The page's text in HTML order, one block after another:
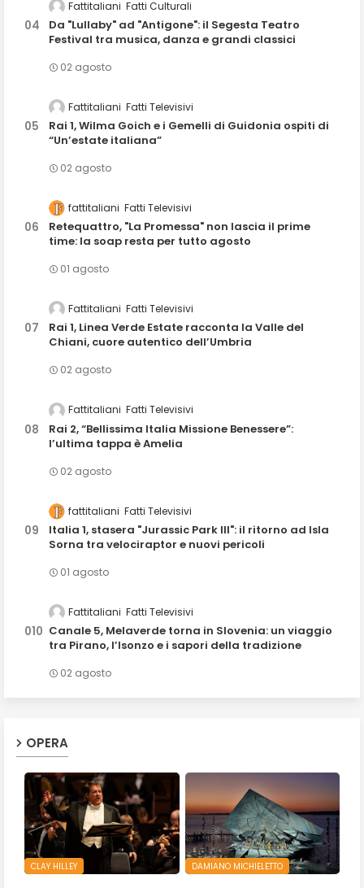
Fattitaliani Fatti Culturali
Da "Lullaby" ad "Antigone": il Segesta Teatro
Festival tra musica, danza e grandi classici
02 agosto
Fattitaliani Fatti Televisivi
Rai 1, Wilma Goich e i Gemelli di Guidonia ospiti di
“Un’estate italiana”
02 agosto
fattitaliani Fatti Televisivi
Retequattro, "La Promessa" non lascia il prime
time: la soap resta per tutto agosto
01 agosto
Fattitaliani Fatti Televisivi
Rai 1, Linea Verde Estate racconta la Valle del
Chiani, cuore autentico dell’Umbria
02 agosto
Fattitaliani Fatti Televisivi
Rai 2, “Bellissima Italia Missione Benessere”:
l’ultima tappa è Amelia
02 agosto
fattitaliani Fatti Televisivi
Italia 1, stasera "Jurassic Park III": il ritorno ad Isla
Sorna tra velociraptor e nuovi pericoli
01 agosto
Fattitaliani Fatti Televisivi
Canale 5, Melaverde torna in Slovenia: un viaggio
tra Pirano, l’Isonzo e i sapori della tradizione
02 agosto
OPERA
CLAY HILLEY DAMIANO MICHIELETTO